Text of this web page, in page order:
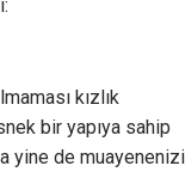
kızlık
bir yapıya sahip
yine de muayenenizi